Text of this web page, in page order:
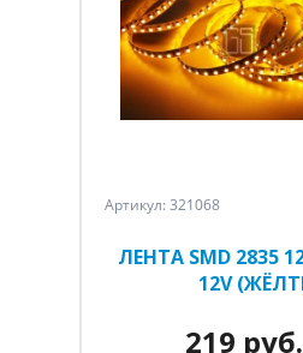
Артикул: 321068
ЛЕНТА SMD 2835
12V
219 руб.